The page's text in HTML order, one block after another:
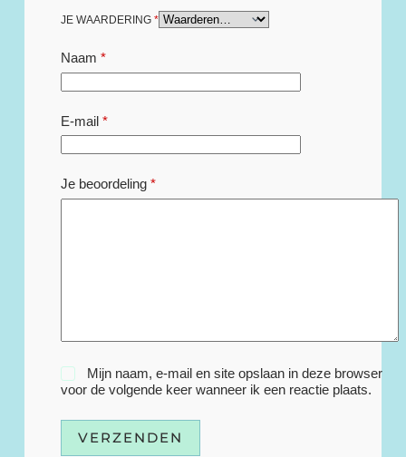
JE WAARDERING *
Naam *
E-mail*
Je beoordeling *
Mijn naam, e-mail en site opslaan in deze browser
voor de volgende keer wanneer ik een reactie plaats.
VERZENDEN